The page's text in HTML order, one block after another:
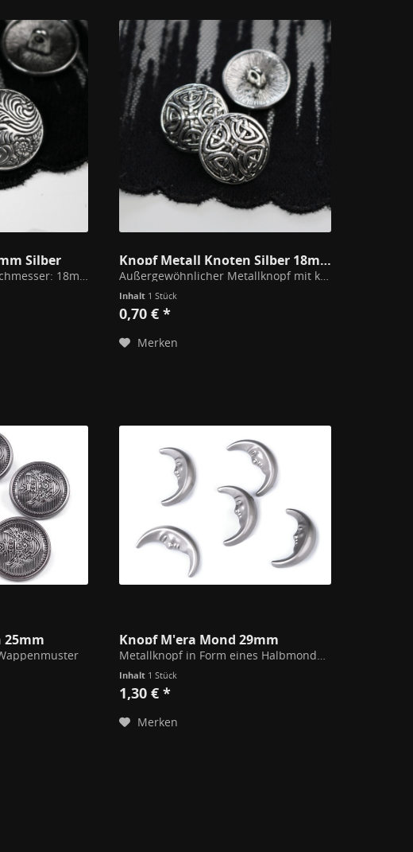
Silber
Bei 30°C waschbar Durchmesser: 18mm Material: Zinklegierung / Modeschmuckmetall Befestigung: Öse
Knopf Metall Knoten Silber 18mm
Außergewöhnlicher Metallknopf mit keltischen Knoten verziert. Bei 30°C waschbar Durchmesser: 18mm Material: Zinklegierung / Modeschmuckmetall Befestigung: Öse
Inhalt 1 Stück
0,70 € *
Merken
25mm Knopf M'era Mond 29mm
Inhalt 1 Stück
1,30 € *
Merken